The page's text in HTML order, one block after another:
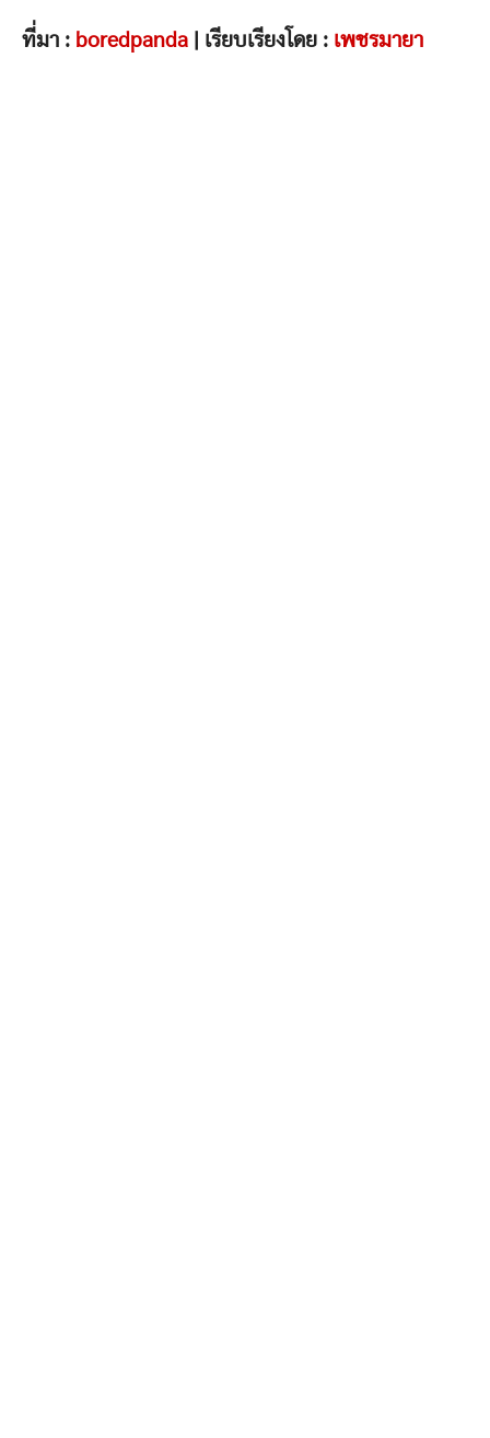
ที่มา : boredpanda | เรียบเรียงโดย : เพชรมายา